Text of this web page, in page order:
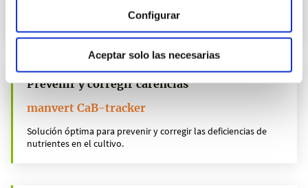
Configurar
Aceptar solo las necesarias
Solución óptima para prevenir y corregir las deficiencias de
Prevenir y corregir carencias
manvert CaB-tracker
Solución óptima para prevenir y corregir las deficiencias de
nutrientes en el cultivo.